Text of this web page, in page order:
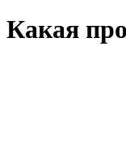
Какая